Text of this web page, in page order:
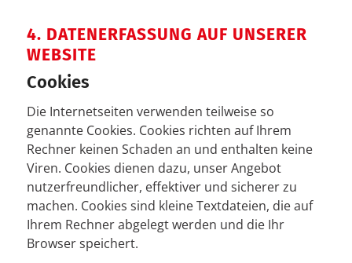
4. DATENERFASSUNG AUF UNSERER
WEBSITE
Cookies
Die Internetseiten verwenden teilweise so
genannte Cookies. Cookies richten auf Ihrem
Rechner keinen Schaden an und enthalten keine
Viren. Cookies dienen dazu, unser Angebot
nutzerfreundlicher, effektiver und sicherer zu
machen. Cookies sind kleine Textdateien, die auf
Ihrem Rechner abgelegt werden und die Ihr
Browser speichert.